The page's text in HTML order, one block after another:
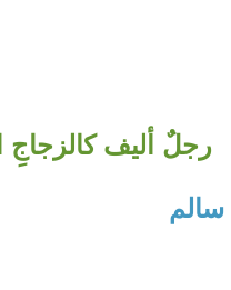
رجلٌ أليف
سالم